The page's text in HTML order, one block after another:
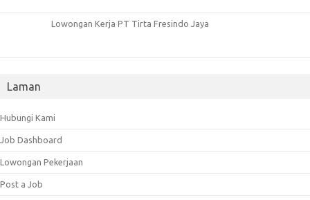
Lowongan Kerja PT Tirta Fresindo Jaya
Laman
Hubungi Kami
Job Dashboard
Lowongan Pekerjaan
Post a Job